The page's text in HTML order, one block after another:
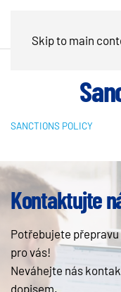
Skip to main
SANCTIONS POLICY
Kontaktujte
Potřebujete
pro vás!
Neváhejte nás
dopisem.